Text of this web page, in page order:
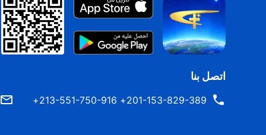
اتصل بنا
201-153-829-389+ 213-551-750-916+